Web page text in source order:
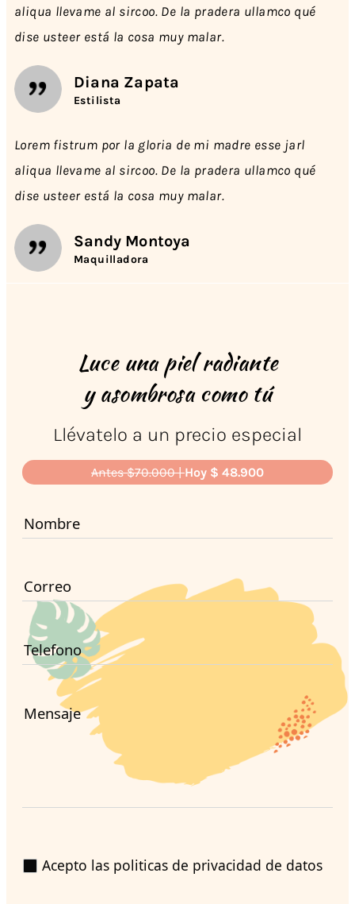
aliqua llevame al sircoo. De la pradera ullamco qué
dise usteer está la cosa muy malar.
Diana Zapata
Estilista
Lorem fistrum por la gloria de mi madre esse jarl
aliqua llevame al sircoo. De la pradera ullamco qué
dise usteer está la cosa muy malar.
Sandy Montoya
Maquilladora
Luce una piel radiante
y asombrosa como tú
Llévatelo a un precio especial
Antes $70.000 |Hoy $ 48.900
Nombre
Correo
Telefono
Mensaje
Acepto las politicas de privacidad de datos